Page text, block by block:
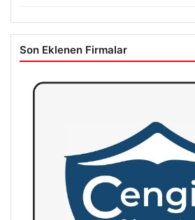
Son Eklenen Firmalar